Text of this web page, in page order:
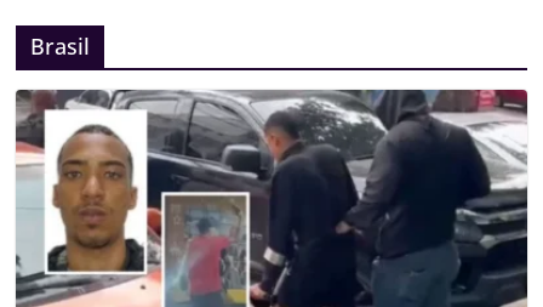
Brasil